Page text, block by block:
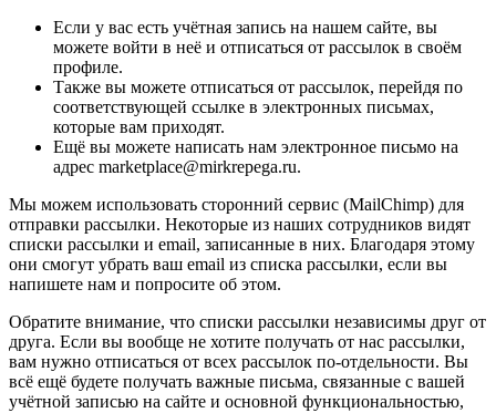
Если у вас есть учётная запись на нашем сайте, вы
можете войти в неё и отписаться от рассылок в своём
профиле.
Также вы можете отписаться от рассылок, перейдя по
соответствующей ссылке в электронных письмах,
которые вам приходят.
Ещё вы можете написать нам электронное письмо на
адрес marketplace@mirkrepega.ru.
Мы можем использовать сторонний сервис (MailChimp) для
отправки рассылки. Некоторые из наших сотрудников видят
списки рассылки и email, записанные в них. Благодаря этому
они смогут убрать ваш email из списка рассылки, если вы
напишете нам и попросите об этом.
Обратите внимание, что списки рассылки независимы друг от
друга. Если вы вообще не хотите получать от нас рассылки,
вам нужно отписаться от всех рассылок по-отдельности. Вы
всё ещё будете получать важные письма, связанные с вашей
учётной записью на сайте и основной функциональностью,